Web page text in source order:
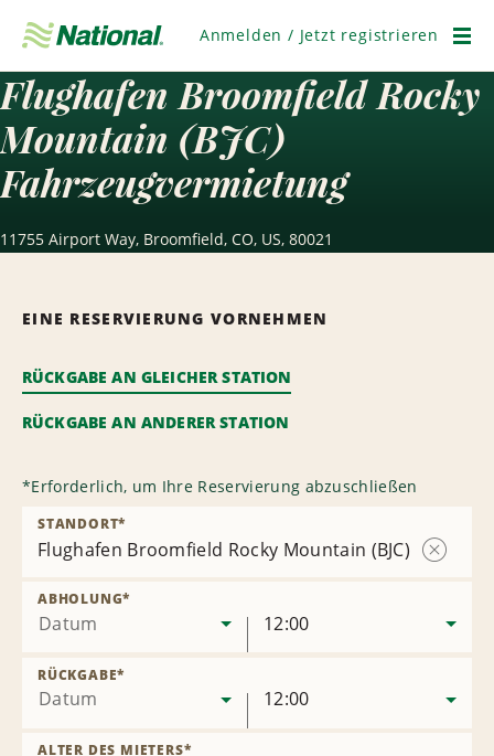
überspringen
Anmelden / Jetzt registrieren
Flughafen Broomfield Rocky
Mountain (BJC)
Fahrzeugvermietung
11755 Airport Way, Broomfield, CO, US, 80021
EINE RESERVIERUNG VORNEHMEN
RÜCKGABE AN GLEICHER STATION
RÜCKGABE AN ANDERER STATION
*Erforderlich, um Ihre Reservierung abzuschließen
Flughafen Broomfield Rocky Mountain (BJC)
STANDORT*
Datum
ABHOLUNG*
12:00
Datum
RÜCKGABE*
12:00
ALTER DES MIETERS*